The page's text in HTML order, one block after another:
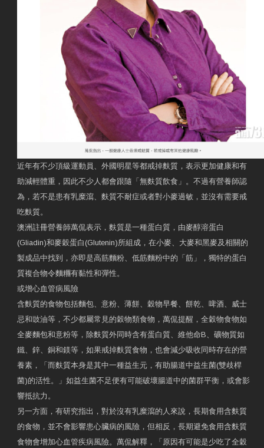
近年有不少頂級運動員、外國明星等都戒掉麩質，表示更加健康和有
助減輕體重，因此不少人都會跟隨「無麩質飲食」。不過有營養師認
為，若不是患有乳糜瀉、麩質不耐症或者對小麥過敏，並沒有需要戒
吃麩質。
澳洲註冊營養師萬侃表示，麩質是一種蛋白質，由麥醇溶蛋白
(Gliadin)和麥穀蛋白(Glutenin)所組成，在小麥、大麥和黑麥及相關的
製成品中找到，亦即是高筋麵粉、低筋麵粉中的「筋」，獨特的蛋白
質複合物令麵糰有黏性和彈性。
或增心血管病風險
含麩質的食物包括麵包、意粉、薄餅、穀物早餐、餅乾、啤酒、威士
忌和豉油等，不少都屬常見的穀物類食物，萬侃提醒，全穀物食物如
全麥麵包和意粉等，除麩質外同時含有蛋白質、維他命B、礦物質如
鐵、鋅、銅和鎂等，如果戒掉麩質食物，也會減少吸收同時存在的營
養素，「而麩質本身是其中一種益生元，有助腸道中益生菌(雙歧桿
菌)的活性。」如益生菌不足便有可能破壞腸道中的菌群平衡，或會影
響抵抗力。
另一方面，有研究指出，對於沒有乳糜瀉的人來說，長期食用含麩質
的食物，並不會影響患心臟病的風險，但相反，長期避免食用含麩質
食物會增加心血管疾病風險。萬侃解釋，「原因有可能是少吃了全穀